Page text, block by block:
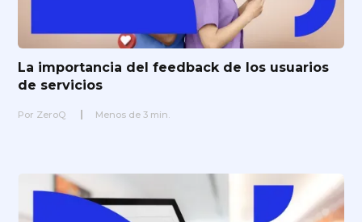
La importancia del feedback de los usuarios
de servicios
Por ZeroQ Menos de 3 min.